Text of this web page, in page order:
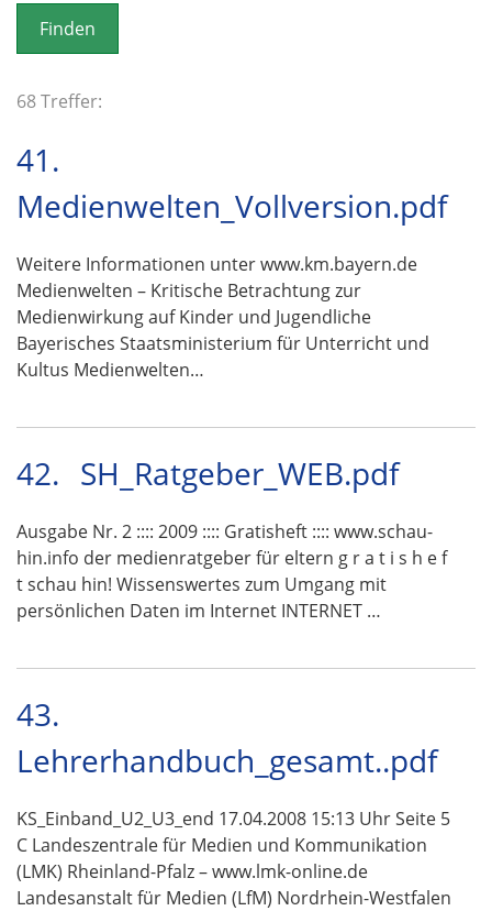
o
n
68 Treffer:
41.
Medienwelten_Vollversion.pdf
Weitere Informationen unter www.km.bayern.de
Medienwelten – Kritische Betrachtung zur
Medienwirkung auf Kinder und Jugendliche
Bayerisches Staatsministerium für Unterricht und
Kultus Medienwelten…
42. SH_Ratgeber_WEB.pdf
Ausgabe Nr. 2 :::: 2009 :::: Gratisheft :::: www.schau-
hin.info der medienratgeber für eltern g r a t i s h e f
t schau hin! Wissenswertes zum Umgang mit
persönlichen Daten im Internet INTERNET …
43.
Lehrerhandbuch_gesamt..pdf
KS_Einband_U2_U3_end 17.04.2008 15:13 Uhr Seite 5
C Landeszentrale für Medien und Kommunikation
(LMK) Rheinland-Pfalz – www.lmk-online.de
Landesanstalt für Medien (LfM) Nordrhein-Westfalen